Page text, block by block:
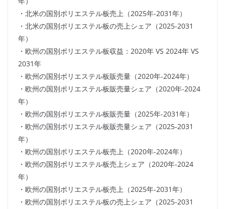
・北米の国別ポリエステル板売上（2025年-2031年）
・北米の国別ポリエステル板の売上シェア（2025-2031
年）
・欧州の国別ポリエステル板収益：2020年 VS 2024年 VS
2031年
・欧州の国別ポリエステル板販売量（2020年-2024年）
・欧州の国別ポリエステル板販売量シェア（2020年-2024
年）
・欧州の国別ポリエステル板販売量（2025年-2031年）
・欧州の国別ポリエステル板販売量シェア（2025-2031
年）
・欧州の国別ポリエステル板売上（2020年-2024年）
・欧州の国別ポリエステル板売上シェア（2020年-2024
年）
・欧州の国別ポリエステル板売上（2025年-2031年）
・欧州の国別ポリエステル板の売上シェア（2025-2031